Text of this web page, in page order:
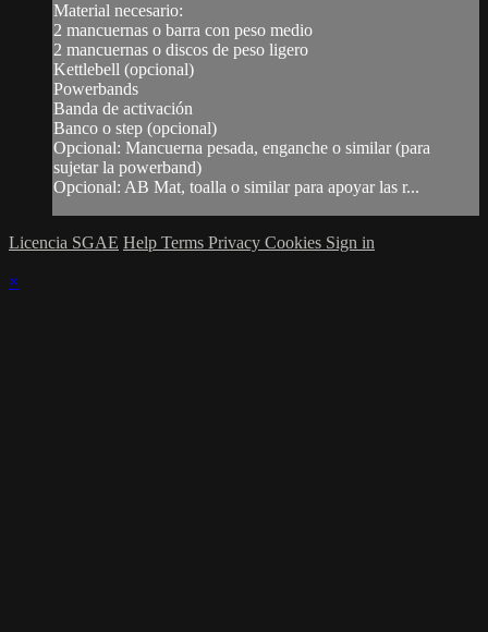
Material necesario:
2 mancuernas o barra con peso medio
2 mancuernas o discos de peso ligero
Kettlebell (opcional)
Powerbands
Banda de activación
Banco o step (opcional)
Opcional: Mancuerna pesada, enganche o similar (para
sujetar la powerband)
Opcional: AB Mat, toalla o similar para apoyar las r...
Licencia SGAE Help Terms Privacy Cookies Sign in
×